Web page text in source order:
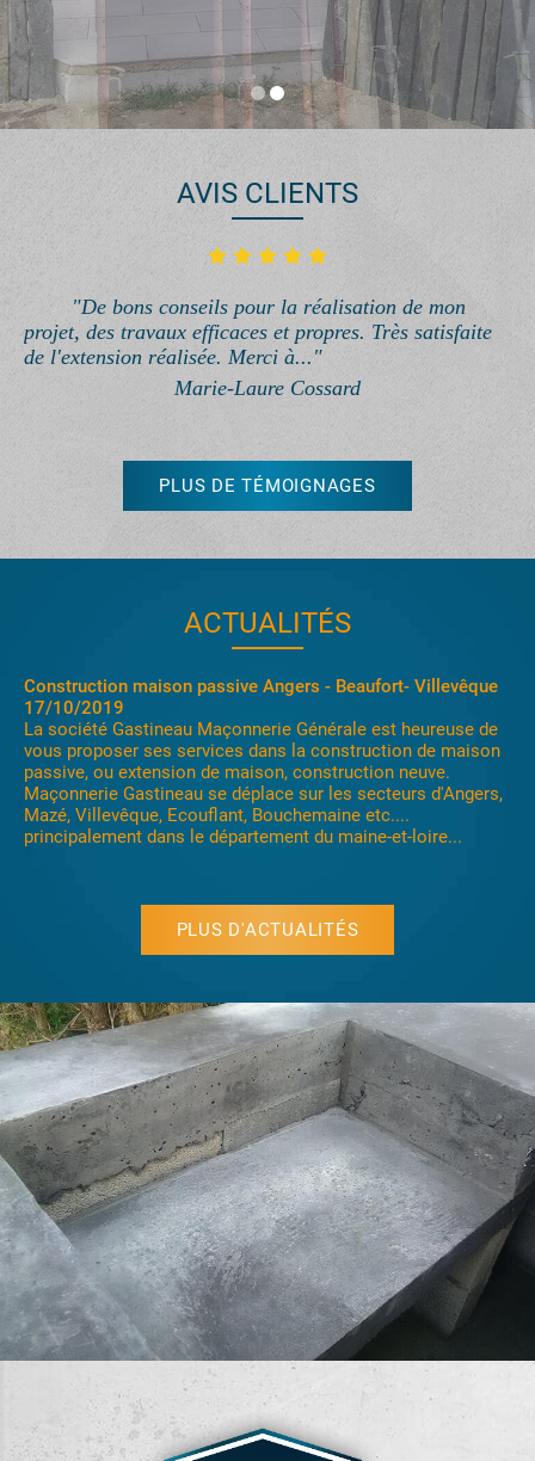
AVIS CLIENTS
"De bons conseils pour la réalisation de mon
projet, des travaux efficaces et propres. Très satisfaite
de l'extension réalisée. Merci à..."
Marie-Laure Cossard
PLUS DE TÉMOIGNAGES
ACTUALITÉS
Construction maison passive Angers - Beaufort- Villevêque
17/10/2019
La société Gastineau Maçonnerie Générale est heureuse de
vous proposer ses services dans la construction de maison
passive, ou extension de maison, construction neuve.
Maçonnerie Gastineau se déplace sur les secteurs d'Angers,
Mazé, Villevêque, Ecouflant, Bouchemaine etc....
principalement dans le département du maine-et-loire...
PLUS D'ACTUALITÉS